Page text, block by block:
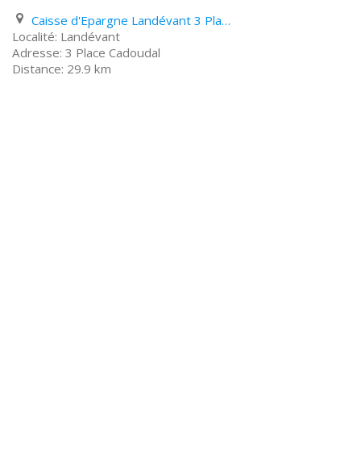
Caisse d'Epargne Landévant 3 Place Cadoudal
Landévant
3 Place Cadoudal
29.9 km